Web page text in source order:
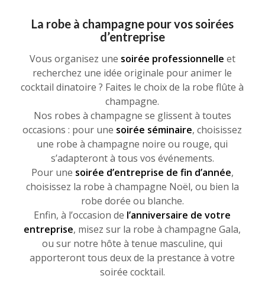
La robe à champagne pour vos soirées
d’entreprise
Vous organisez une soirée professionnelle et
recherchez une idée originale pour animer le
cocktail dinatoire ? Faites le choix de la robe flûte à
champagne.
Nos robes à champagne se glissent à toutes
occasions : pour une soirée séminaire, choisissez
une robe à champagne noire ou rouge, qui
s’adapteront à tous vos événements.
Pour une soirée d’entreprise de fin d’année,
choisissez la robe à champagne Noël, ou bien la
robe dorée ou blanche.
Enfin, à l’occasion de l’anniversaire de votre
entreprise, misez sur la robe à champagne Gala,
ou sur notre hôte à tenue masculine, qui
apporteront tous deux de la prestance à votre
soirée cocktail.